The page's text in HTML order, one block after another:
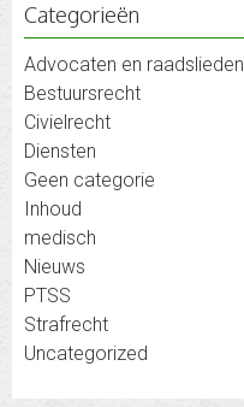
Categorieën
Advocaten en raadslieden
Bestuursrecht
Civielrecht
Diensten
Geen categorie
Inhoud
medisch
Nieuws
PTSS
Strafrecht
Uncategorized